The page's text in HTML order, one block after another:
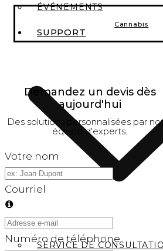
ÉVÉNEMENTS
SUPPORT
SERVICE DE
Cannabis
Demandez un devis dès
aujourd'hui
Des solutions personnalisées par
équipe d'experts.
Votre nom
Courriel
Numéro de téléphone